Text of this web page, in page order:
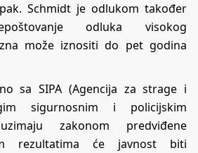
Schmidt je odlukom također
odluka visokog
može iznositi do pet godina
sa SIPA (Agencija za strage i
sigurnosnim i policijskim
zakonom predviđene
rezultatima će javnost biti